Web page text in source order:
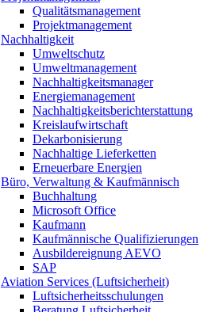
Qualitätsmanagement
Projektmanagement
Nachhaltigkeit
Umweltschutz
Umweltmanagement
Nachhaltigkeitsmanager
Energiemanagement
Nachhaltigkeitsberichterstattung
Kreislaufwirtschaft
Dekarbonisierung
Nachhaltige Lieferketten
Erneuerbare Energien
Büro, Verwaltung & Kaufmännisch
Buchhaltung
Microsoft Office
Kaufmann
Kaufmännische Qualifizierungen
Ausbildereignung AEVO
SAP
Aviation Services (Luftsicherheit)
Luftsicherheitsschulungen